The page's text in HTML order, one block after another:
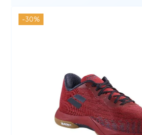
-30%